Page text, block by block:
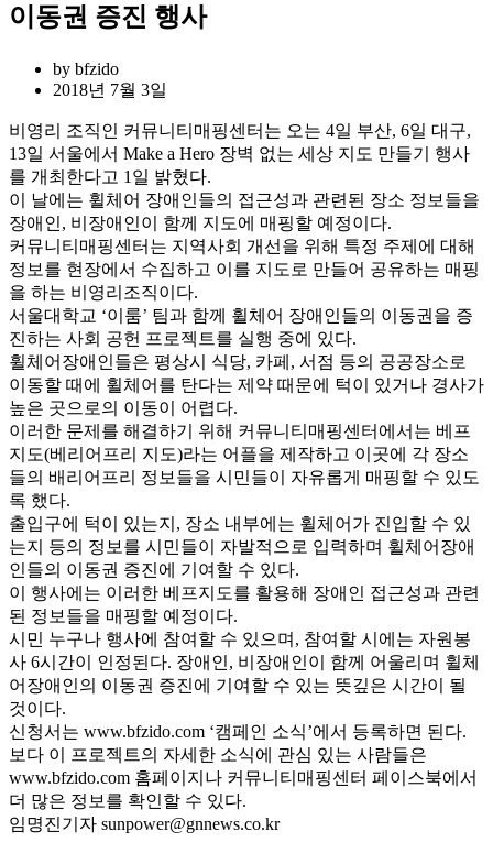
이동권 증진 행사
by bfzido
2018년 7월 3일
비영리 조직인 커뮤니티매핑센터는 오는 4일 부산, 6일 대구,
13일 서울에서 Make a Hero 장벽 없는 세상 지도 만들기 행사
를 개최한다고 1일 밝혔다.
이 날에는 휠체어 장애인들의 접근성과 관련된 장소 정보들을
장애인, 비장애인이 함께 지도에 매핑할 예정이다.
커뮤니티매핑센터는 지역사회 개선을 위해 특정 주제에 대해
정보를 현장에서 수집하고 이를 지도로 만들어 공유하는 매핑
을 하는 비영리조직이다.
서울대학교 ‘이룸’ 팀과 함께 휠체어 장애인들의 이동권을 증
진하는 사회 공헌 프로젝트를 실행 중에 있다.
휠체어장애인들은 평상시 식당, 카페, 서점 등의 공공장소로
이동할 때에 휠체어를 탄다는 제약 때문에 턱이 있거나 경사가
높은 곳으로의 이동이 어렵다.
이러한 문제를 해결하기 위해 커뮤니티매핑센터에서는 베프
지도(베리어프리 지도)라는 어플을 제작하고 이곳에 각 장소
들의 배리어프리 정보들을 시민들이 자유롭게 매핑할 수 있도
록 했다.
출입구에 턱이 있는지, 장소 내부에는 휠체어가 진입할 수 있
는지 등의 정보를 시민들이 자발적으로 입력하며 휠체어장애
인들의 이동권 증진에 기여할 수 있다.
이 행사에는 이러한 베프지도를 활용해 장애인 접근성과 관련
된 정보들을 매핑할 예정이다.
시민 누구나 행사에 참여할 수 있으며, 참여할 시에는 자원봉
사 6시간이 인정된다. 장애인, 비장애인이 함께 어울리며 휠체
어장애인의 이동권 증진에 기여할 수 있는 뜻깊은 시간이 될
것이다.
신청서는 www.bfzido.com ‘캠페인 소식’에서 등록하면 된다.
보다 이 프로젝트의 자세한 소식에 관심 있는 사람들은
www.bfzido.com 홈페이지나 커뮤니티매핑센터 페이스북에서
더 많은 정보를 확인할 수 있다.
임명진기자 sunpower@gnnews.co.kr